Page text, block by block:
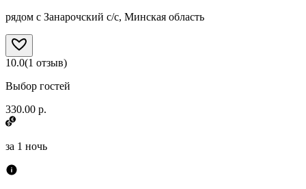
рядом с Занарочский с/с, Минская область
10.0(1 отзыв)
Выбор гостей
330.00 р.
за 1 ночь